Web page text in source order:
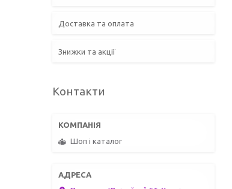
Доставка та оплата
Знижки та акції
Контакти
Шоп і каталог